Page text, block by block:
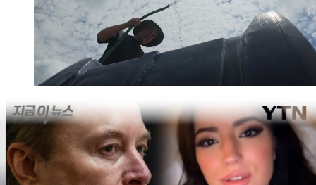
실시간 정보